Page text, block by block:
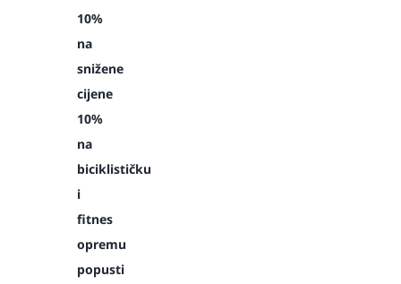
10%
na
snižene
cijene
10%
na
biciklističku
i
fitnes
opremu
popusti